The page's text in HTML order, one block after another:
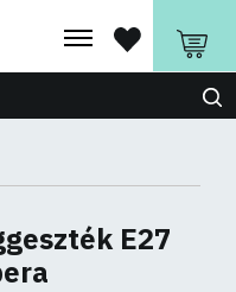
E27